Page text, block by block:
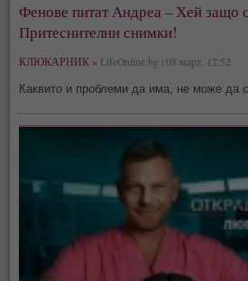
Фенове питат Андреа – Хей защо
Притеснителни снимки!
КЛЮКАРНИК » LifeOnline.bg | 08 март, 12:52
Каквито и проблеми да има, не може да